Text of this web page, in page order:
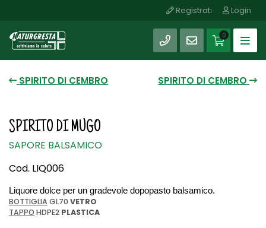
Registrati Login
0
SPIRITO DI CEMBRO SPIRITO DI CEMBRO
SPIRITO DI MUGO
SAPORE BALSAMICO
Cod. LIQ006
Liquore dolce per un gradevole dopopasto balsamico.
BOTTIGLIA GL70 VETRO
TAPPO HDPE2 PLASTICA